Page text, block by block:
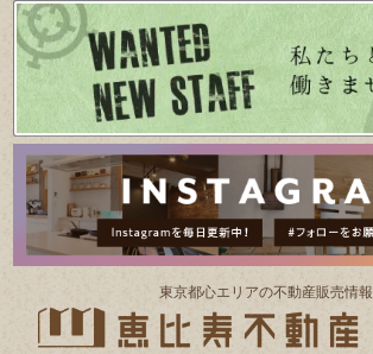
東京都⼼エリアの不動産販売情報